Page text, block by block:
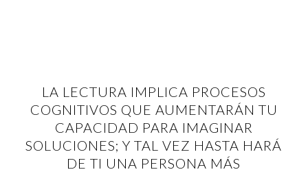
LA LECTURA IMPLICA PROCESOS
COGNITIVOS QUE AUMENTARÁN TU
CAPACIDAD PARA IMAGINAR
SOLUCIONES; Y TAL VEZ HASTA HARÁ
DE TI UNA PERSONA MÁS